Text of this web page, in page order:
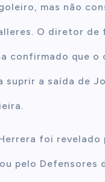
mas não
O diretor de
confirmado que o
suprir a saída de
foi revelado
pelo Defensores